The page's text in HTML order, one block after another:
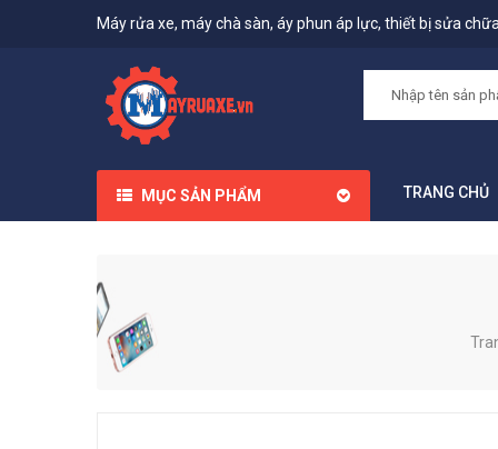
Máy rửa xe, máy chà sàn, áy phun áp lực, thiết bị sửa
MỤC SẢN PHẨM TRANG CHỦ